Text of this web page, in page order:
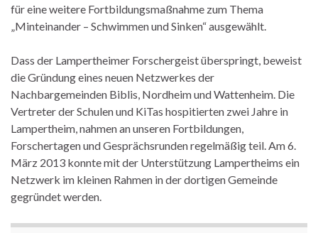
für eine weitere Fortbildungsmaßnahme zum Thema
„Minteinander – Schwimmen und Sinken“ ausgewählt.
Dass der Lampertheimer Forschergeist überspringt, beweist
die Gründung eines neuen Netzwerkes der
Nachbargemeinden Biblis, Nordheim und Wattenheim. Die
Vertreter der Schulen und KiTas hospitierten zwei Jahre in
Lampertheim, nahmen an unseren Fortbildungen,
Forschertagen und Gesprächsrunden regelmäßig teil. Am 6.
März 2013 konnte mit der Unterstützung Lampertheims ein
Netzwerk im kleinen Rahmen in der dortigen Gemeinde
gegründet werden.